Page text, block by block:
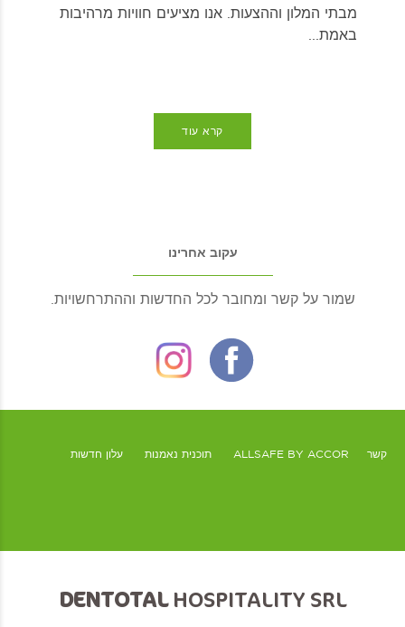
מבתי המלון וההצעות. אנו מציעים חוויות מרהיבות
באמת...
קרא עוד
עקוב אחרינו
שמור על קשר ומחובר לכל החדשות וההתרחשויות.
קשר ALLSAFE BY ACCOR תוכנית נאמנות עלון חדשות
DENTOTALHOSPITALITY SRL